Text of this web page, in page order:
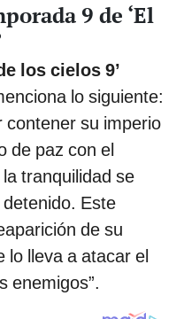
9 de ‘El
los cielos 9’
lo siguiente:
contener su imperio
de paz con el
tranquilidad se
Este
de su
lo lleva a atacar el
enemigos”.